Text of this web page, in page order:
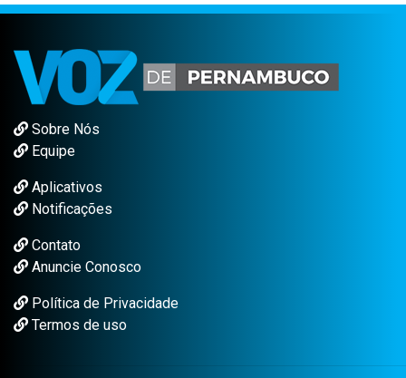
Sobre Nós
Equipe
Aplicativos
Notificações
Contato
Anuncie Conosco
Política de Privacidade
Termos de uso